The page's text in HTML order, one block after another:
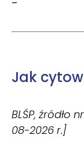
–
Jak
BLŚP, źródło
08-2026 r.]